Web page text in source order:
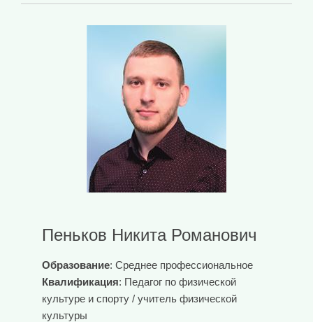
Пеньков Никита Романович
Образование: Среднее профессиональное
Квалификация: Педагог по физической
культуре и спорту / учитель физической
культуры